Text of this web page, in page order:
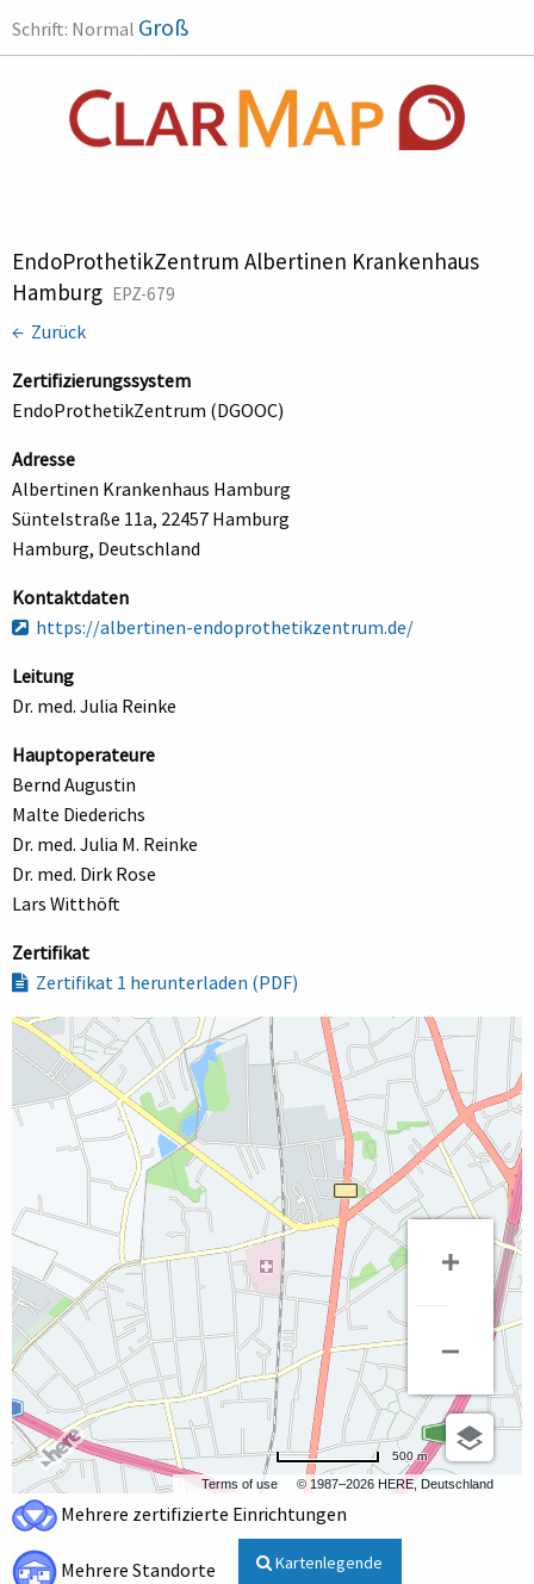
Schrift: Normal Groß
EndoProthetikZentrum Albertinen Krankenhaus
Hamburg EPZ-679
← Zurück
Zertifizierungssystem
EndoProthetikZentrum (DGOOC)
Adresse
Albertinen Krankenhaus Hamburg
Süntelstraße 11a, 22457 Hamburg
Hamburg, Deutschland
Kontaktdaten
https://albertinen-endoprothetikzentrum.de/
Leitung
Dr. med. Julia Reinke
Hauptoperateure
Bernd Augustin
Malte Diederichs
Dr. med. Julia M. Reinke
Dr. med. Dirk Rose
Lars Witthöft
Zertifikat
Zertifikat 1 herunterladen (PDF)
Terms of use © 1987–2026 HERE, Deutschland
500 m
Mehrere zertifizierte Einrichtungen
Mehrere Standorte Kartenlegende